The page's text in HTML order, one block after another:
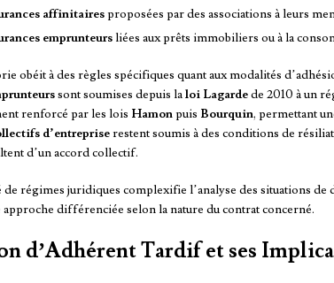
affinitairesproposées par des associations à leurs
emprunteursliées aux prêts immobiliers ou à la
obéit à des règles spécifiques quant aux modalités
sont soumises depuis laloi Lagardede 2010 à un
renforcé par les lois Hamonpuis Bourquin, permettant
d’entrepriserestent soumis à des conditions de
d’un accord collectif.
régimes juridiques complexifie l’analyse des situations
approche différenciée selon la nature du contrat concerné.
d’Adhérent Tardif et ses